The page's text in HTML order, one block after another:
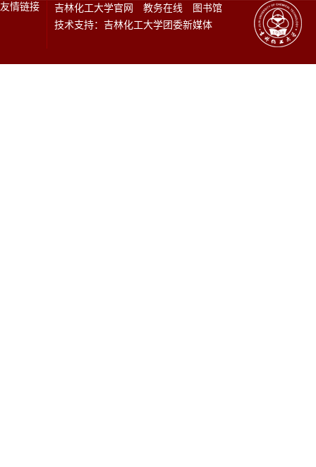
友情链接 吉林化工大学官网 教务在线
图书馆
技术支持：吉林化工大学团委新媒体